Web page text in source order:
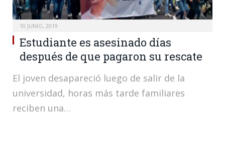
10 JUNIO, 2019
Estudiante es asesinado días
después de que pagaron su rescate
El joven desapareció luego de salir de la
universidad, horas más tarde familiares
reciben una…